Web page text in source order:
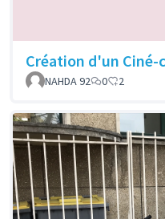
Création d'un
NAHDA 92
0 2